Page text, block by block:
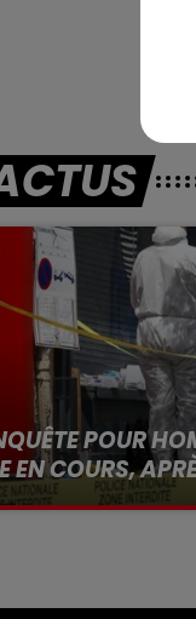
POUR
EN COURS,
éléments, le